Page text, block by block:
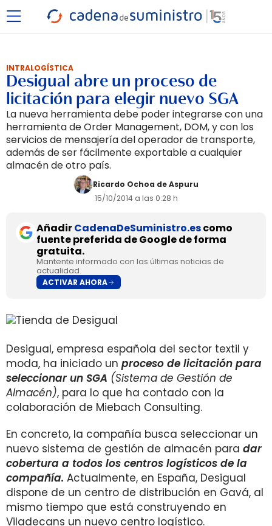
INTRALOGÍSTICA
Desigual abre un proceso de
licitación para elegir nuevo SGA
La nueva herramienta debe poder integrarse con una
herramienta de Order Management, DOM, y con los
servicios de mensajería del operador de transporte,
además de ser fácilmente exportable a cualquier
almacén de otro país.
Ricardo Ochoa de Aspuru
15/10/2014 a las 0:28 h
AñadirCadenaDeSuministro.escomo
fuente preferida de Google de forma
gratuita.
Mantente informado con las últimas noticias de
actualidad.
ACTIVAR AHORA
Desigual, empresa española del sector textil y
moda, ha iniciado un proceso de licitación para
seleccionar un SGA (Sistema de Gestión de
Almacén), para lo que ha contado con la
colaboración de Miebach Consulting.
En concreto, la compañía busca seleccionar un
nuevo sistema de gestión de almacén para dar
cobertura a todos los centros logísticos de la
compañía. Actualmente, en España, Desigual
dispone de un centro de distribución en Gavá, al
mismo tiempo que está construyendo en
Viladecans un nuevo centro logístico.